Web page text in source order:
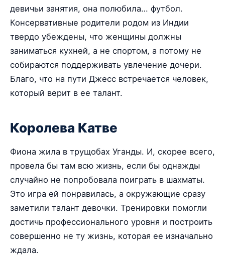
девичьи занятия, она полюбила… футбол.
Консервативные родители родом из Индии
твердо убеждены, что женщины должны
заниматься кухней, а не спортом, а потому не
собираются поддерживать увлечение дочери.
Благо, что на пути Джесс встречается человек,
который верит в ее талант.
Королева Катве
Фиона жила в трущобах Уганды. И, скорее всего,
провела бы там всю жизнь, если бы однажды
случайно не попробовала поиграть в шахматы.
Это игра ей понравилась, а окружающие сразу
заметили талант девочки. Тренировки помогли
достичь профессионального уровня и построить
совершенно не ту жизнь, которая ее изначально
ждала.